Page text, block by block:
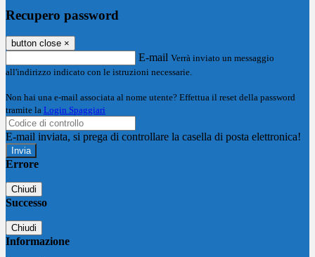
Recupero password
button close ×
E-mail Verrà inviato un messaggio
all'indirizzo indicato con le istruzioni necessarie.
Non hai una e-mail associata al nome utente? Effettua il reset della password
tramite la Login Spaggiari
E-mail inviata, si prega di controllare la casella di posta elettronica!
Errore
Chiudi
Successo
Chiudi
Informazione